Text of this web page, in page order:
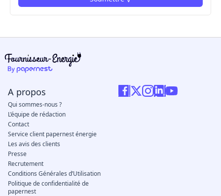
A propos
Qui sommes-nous ?
L’équipe de rédaction
Contact
Service client papernest énergie
Les avis des clients
Presse
Recrutement
Conditions Générales d’Utilisation
Politique de confidentialité de
papernest